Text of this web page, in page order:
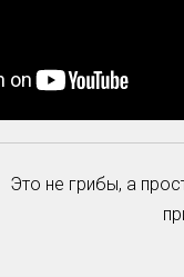
Это не грибы, а